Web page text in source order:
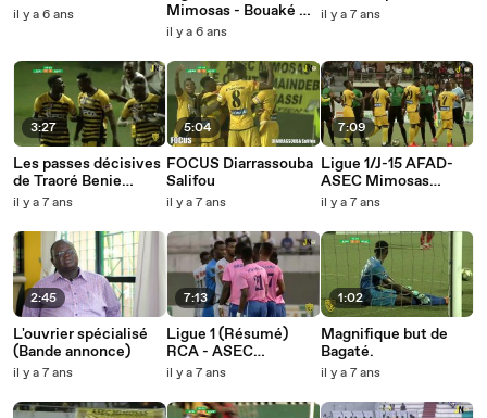
il y a 6 ans
3:27
Les passes décisives
de Traoré Benie
Adama
il y a 7 ans
2:45
L'ouvrier spécialisé
(Bande annonce)
il y a 7 ans
Mimosas - Bouaké FC
(résumé)
il y a 6 ans
5:04
FOCUS Diarrassouba
Salifou
il y a 7 ans
7:13
Ligue 1 (Résumé)
RCA - ASEC
Mimosas
il y a 7 ans
il y a 7 ans
7:09
Ligue 1/J-15 AFAD-
ASEC Mimosas
(Résumé)
il y a 7 ans
1:02
Magnifique but de
Bagaté.
il y a 7 ans